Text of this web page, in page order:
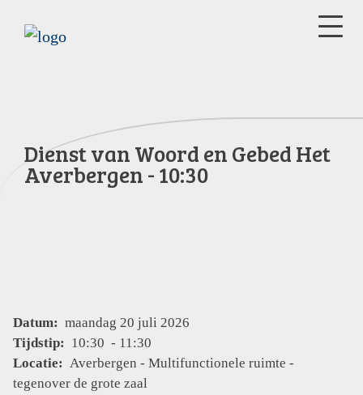
Dienst van Woord en Gebed Het
Averbergen - 10:30
Datum: maandag 20 juli 2026
Tijdstip: 10:30 - 11:30
Locatie: Averbergen - Multifunctionele ruimte -
tegenover de grote zaal